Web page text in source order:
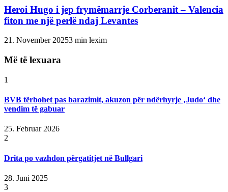
Heroi Hugo i jep frymëmarrje Corberanit – Valencia
fiton me një perlë ndaj Levantes
21. November 20253 min lexim
Më të lexuara
1
BVB tërbohet pas barazimit, akuzon për ndërhyrje ‚Judo‘ dhe
vendim të gabuar
25. Februar 2026
2
Drita po vazhdon përgatitjet në Bullgari
28. Juni 2025
3